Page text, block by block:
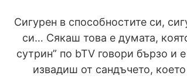
Сигурен в способностите си,
си… Сякаш това е думата,
сутрин” по bTV говори бързо и
извадиш от сандъчето,